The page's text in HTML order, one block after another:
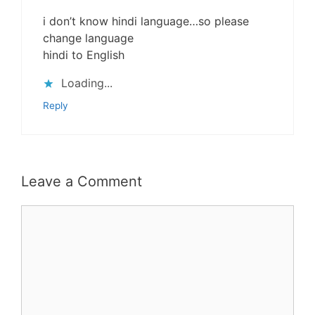
i don’t know hindi language…so please
change language
hindi to English
Loading...
Reply
Leave a Comment